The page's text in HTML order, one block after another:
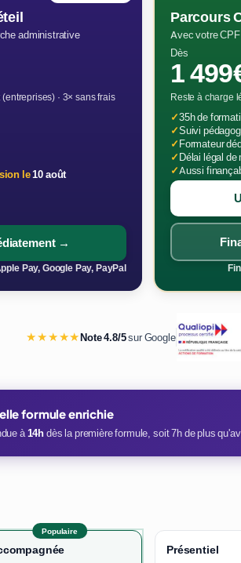
administrative
· 3× sans frais
le10 août
→
Pay, Google Pay, PayPal
Parcours
Avec votre
Dès
1
Reste à charge
✓35h de
✓Suivi
✓Formateur
✓Délai légal de
✓Aussi
★★★★★Note 4.8/5sur Google
formule enrichie
à14hdès la première formule, soit 7h de plus
Populaire
Présentiel